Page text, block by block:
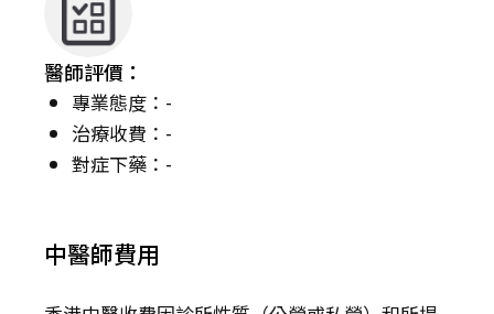
醫師評價：
專業態度：-
治療收費：-
對症下藥：-
中醫師費用